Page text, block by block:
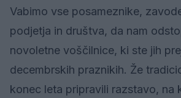
Vabimo vse posameznike,
podjetja in društva, da nam
novoletne voščilnice, ki ste jih
decembrskih praznikih. Že
konec leta pripravili razstavo, na